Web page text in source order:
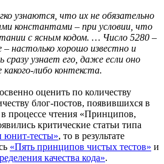
узнаются, что их не обязательно
константами – при условии, что
с ясным кодом. … Число 5280 –
– настолько хорошо известно и
узнает его, даже если оно
либо контекста.
оценить по количеству
блог-постов, появившихся в
процессе чтения «Принципов,
критические статьи типа
юнит-тесты», то в результате
«Пять принципов чистых тестов» и
качества кода».